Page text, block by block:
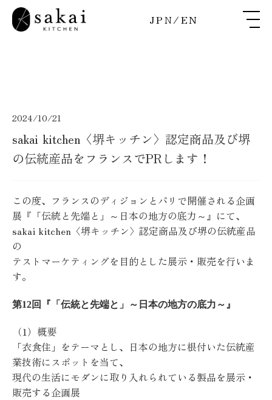
JPN/EN
2024/10/21
sakai kitchen〈堺キッチン〉認定商品及び堺
の伝統産品をフランスでPRします！
この度、フランスのディジョンとパリで開催される企画
展『「伝統と先端と」～日本の地方の底力～』にて、
sakai kitchen〈堺キッチン〉認定商品及び堺の伝統産品
の
テストマーケティングを目的とした展示・販売を行いま
す。
第12回『「伝統と先端と」～日本の地方の底力～』
（1）概要
「衣食住」をテーマとし、日本の地方に根付いた伝統産
業技術にスポットを当て、
現代の生活にモダンに取り入れられている製品を展示・
販売する企画展